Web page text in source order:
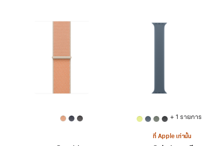
+ 1 รายการ
ที่ Apple เท่านั้น